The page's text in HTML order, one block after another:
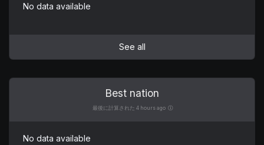
No data available
See all
Best nation
最後に計算された 4 hours ago
No data available